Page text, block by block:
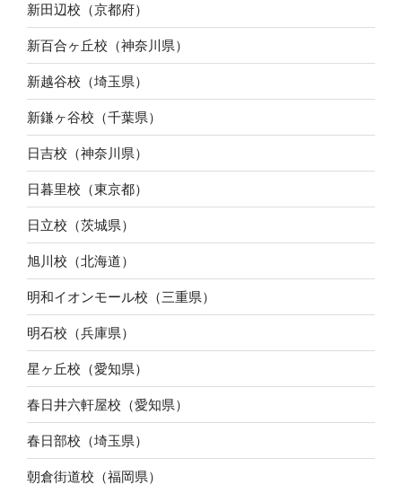
新田辺校（京都府）
新百合ヶ丘校（神奈川県）
新越谷校（埼玉県）
新鎌ヶ谷校（千葉県）
日吉校（神奈川県）
日暮里校（東京都）
日立校（茨城県）
旭川校（北海道）
明和イオンモール校（三重県）
明石校（兵庫県）
星ヶ丘校（愛知県）
春日井六軒屋校（愛知県）
春日部校（埼玉県）
朝倉街道校（福岡県）